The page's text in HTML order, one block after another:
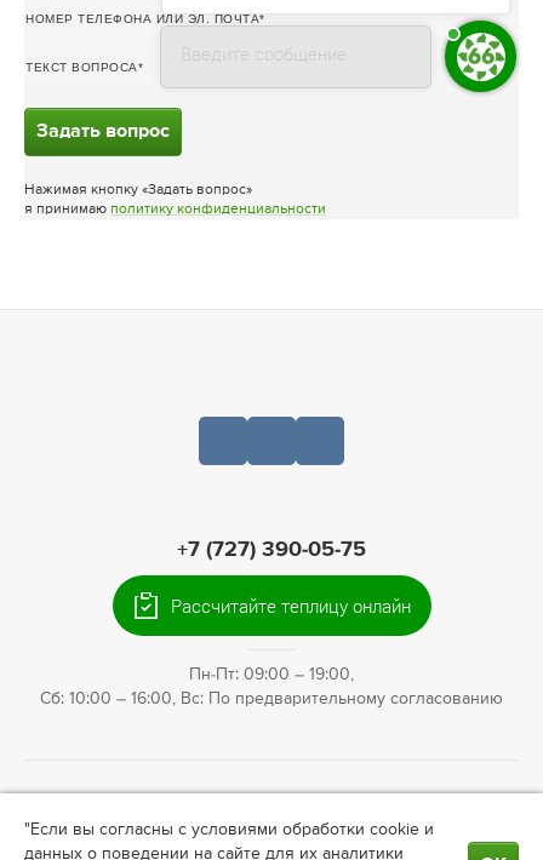
НОМЕР ТЕЛЕФОНА ИЛИ ЭЛ. ПОЧТА
ТЕКСТ ВОПРОСА
Задать вопрос
Нажимая кнопку «Задать вопрос»
я принимаю политику конфиденциальности
+7 (727) 390-05-75
20499, г. Алматы, Санаторная улица, 46
Пн-Пт: 09:00 – 19:00,
Сб: 10:00 – 16:00, Вс: По предварительному согласованию
ландшафтного дизайна вАлматы. Информация на сайте не
"Если вы согласны с условиями обработки cookie и
данных о поведении на сайте для их аналитики
Рассчитайте теплицу онлайн
Введите сообщение